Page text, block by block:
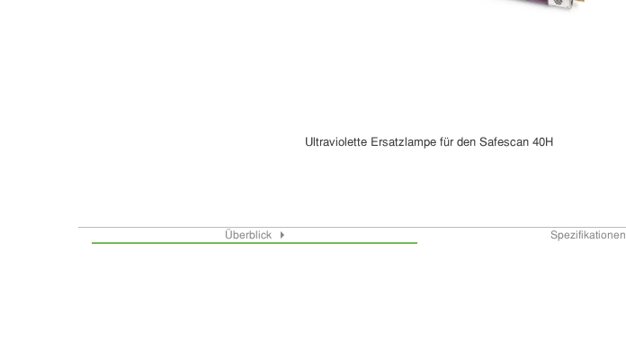
Ultraviolette Ersatzlampe für den Safescan 40H
Überblick Spezifikationen